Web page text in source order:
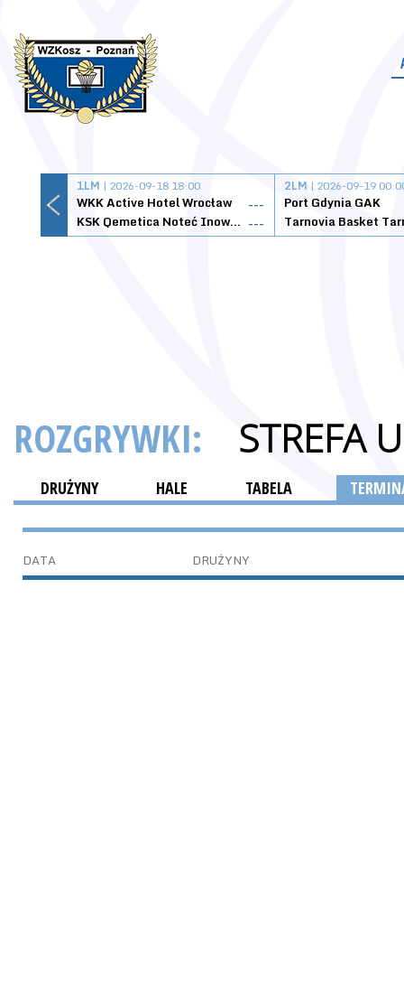
1LM | 2026-09-18 18:00
WKK Active Hotel Wrocław
---
KSK Qemetica Noteć Inowrocław ---
2LM | 2026-09-19
Port Gdynia GAK
ROZGRYWKI: STREFA
DRUŻYNY HALE TABELA
DATA DRUŻYNY